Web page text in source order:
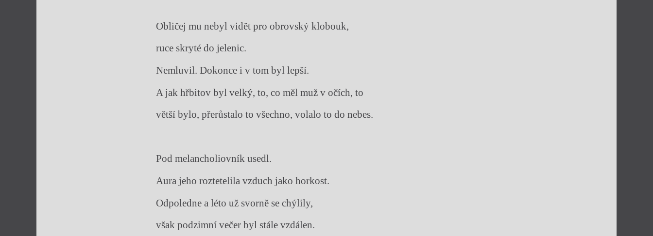
Obličej mu nebyl vidět pro obrovský klobouk,
ruce skryté do jelenic.
Nemluvil. Dokonce i v tom byl lepší.
A jak hřbitov byl velký, to, co měl muž v očích, to
větší bylo, přerůstalo to všechno, volalo to do nebes.
Pod melancholiovník usedl.
Aura jeho roztetelila vzduch jako horkost.
Odpoledne a léto už svorně se chýlily,
však podzimní večer byl stále vzdálen.